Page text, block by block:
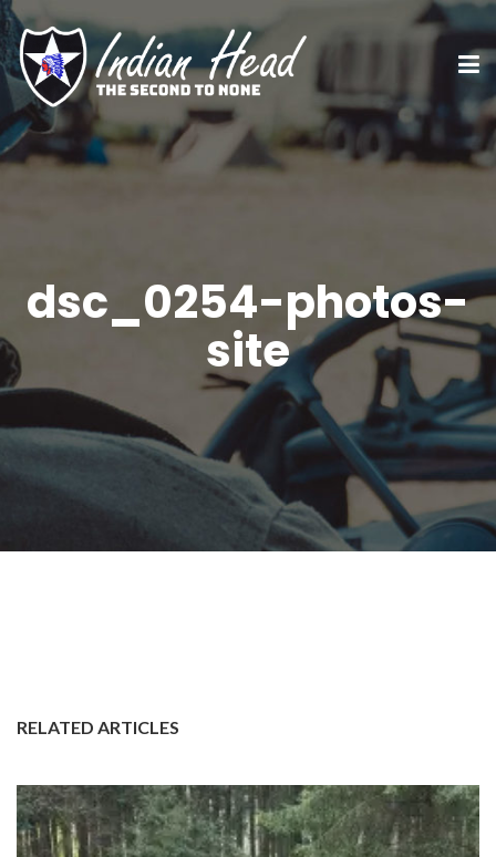
dsc_0254-photos-
site
RELATED ARTICLES